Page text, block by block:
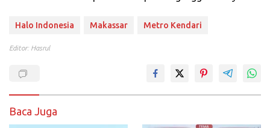
Halo Indonesia Makassar Metro Kendari
Editor: Hasrul
Baca Juga